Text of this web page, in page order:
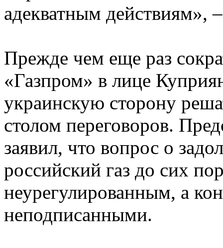
адекватным действиям»,
Прежде чем еще раз
«Газпром» в лице
украинскую сторону
столом переговоров.
заявил, что вопрос о
российский газ до сих
неурегулированным, а
неподписанными.